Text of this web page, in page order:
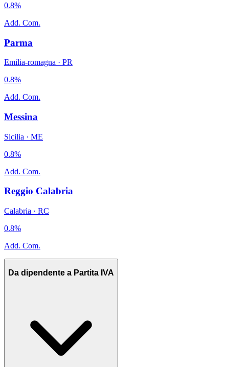
0.8%
Add. Com.
Parma
Emilia-romagna · PR
0.8%
Add. Com.
Messina
Sicilia · ME
0.8%
Add. Com.
Reggio Calabria
Calabria · RC
0.8%
Add. Com.
Da dipendente a Partita IVA